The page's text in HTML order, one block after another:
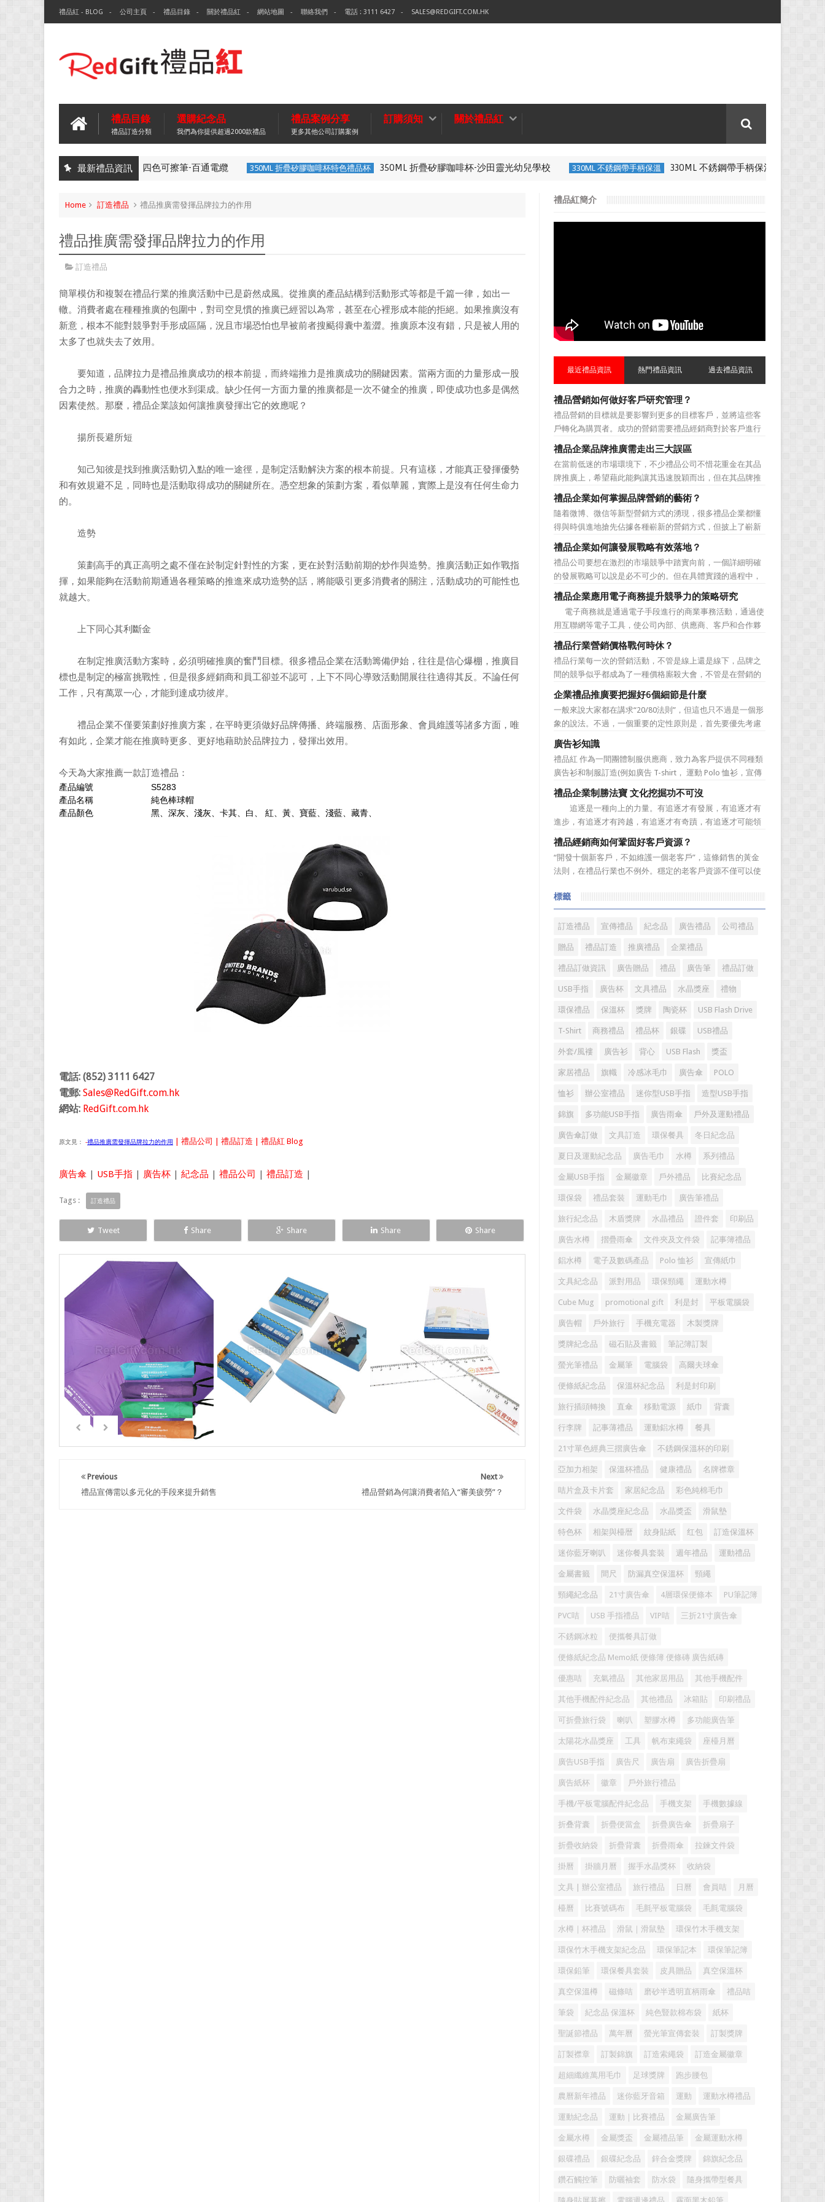
禮品紅 - BLOG 公司主頁 禮品目錄 關於禮品紅 網站地圖 聯絡我們 電話 : 3111 6427 SALES@REDGIFT.COM.HK
禮品目錄
禮品訂造分類
選購紀念品
我們為你提供超過2000款禮品
禮品案例分享
更多其他公司訂購案例
訂購須知 關於禮品紅
最新禮品資訊
四色可擦筆 四色可擦筆-百通電纜 350ML 折疊矽膠咖啡杯特色禮品杯 350ML 折疊矽膠咖啡杯-沙田靈光幼兒學校 330ML 不銹鋼帶手柄保溫 330ML 不銹鋼帶手柄保溫杯-法國地基建築公司
Home 訂造禮品 禮品推廣需發揮品牌拉力的作用
禮品推廣需發揮品牌拉力的作用
訂造禮品
簡單模仿和複製在禮品行業的推廣活動中已是蔚然成風。從推廣的產品結構到活動形式等都是千篇一律，如出一
轍。消費者處在種種推廣的包圍中，對司空見慣的推廣已經習以為常，甚至在心裡形成本能的拒絕。如果推廣沒有
新意，根本不能對競爭對手形成區隔，況且市場恐怕也早被前者搜颳得囊中羞澀。推廣原本沒有錯，只是被人用的
太多了也就失去了效用。
要知道，品牌拉力是禮品推廣成功的根本前提，而終端推力是推廣成功的關鍵因素。當兩方面的力量形成一股
合力之時，推廣的轟動性也便水到渠成。缺少任何一方面力量的推廣都是一次不健全的推廣，即使成功也多是偶然
因素使然。那麼，禮品企業該如何讓推廣發揮出它的效應呢？
揚所長避所短
知己知彼是找到推廣活動切入點的唯一途徑，是制定活動解決方案的根本前提。只有這樣，才能真正發揮優勢
和有效規避不足，同時也是活動取得成功的關鍵所在。憑空想象的策劃方案，看似華麗，實際上是沒有任何生命力
的。
造勢
策劃高手的真正高明之處不僅在於制定針對性的方案，更在於對活動前期的炒作與造勢。推廣活動正如作戰指
揮，如果能夠在活動前期通過各種策略的推進來成功造勢的話，將能吸引更多消費者的關注，活動成功的可能性也
就越大。
上下同心其利斷金
在制定推廣活動方案時，必須明確推廣的奮鬥目標。很多禮品企業在活動籌備伊始，往往是信心爆棚，推廣目
標也是制定的極富挑戰性，但是很多經銷商和員工卻並不認可，上下不同心導致活動開展往往適得其反。不論任何
工作，只有萬眾一心，才能到達成功彼岸。
禮品企業不僅要策劃好推廣方案，在平時更須做好品牌傳播、終端服務、店面形象、會員維護等諸多方面，唯
有如此，企業才能在推廣時更多、更好地藉助於品牌拉力，發揮出效用。
今天為大家推薦一款訂造禮品：
產品編號
S5283
產品名稱
純色棒球帽
產品顏色
黑、深灰、淺灰、卡其、白、 紅、黃、寶藍、淺藍、藏青、
電話: (852) 3111 6427
電郵: Sales@RedGift.com.hk
網站: RedGift.com.hk
原文見： -禮品推廣需發揮品牌拉力的作用 | 禮品公司 | 禮品訂造 | 禮品紅 Blog
廣告傘 | USB手指 | 廣告杯 | 紀念品 | 禮品公司 | 禮品訂造 |
Tags : 訂造禮品
Tweet Share Share Share Share
Next
禮品營銷為何讓消費者陷入“審美疲勞”？
Previous
禮品宣傳需以多元化的手段來提升銷售
禮品紅簡介
最近禮品資訊 熱門禮品資訊 過去禮品資訊
禮品營銷如何做好客戶研究管理？
禮品營銷的目標就是要影響到更多的目標客戶，並將這些客
戶轉化為購買者。成功的營銷需要禮品經銷商對於客戶進行
相應的分類，了解不同類型客戶的貢獻度，從而有的放矢的
制定相應的營銷對策，而這需要對於客戶研究方面更多地投
入，這不僅是銷售環節的事，也需要營銷管理策略的整體支
持。具體來說，有以下...
禮品企業品牌推廣需走出三大誤區
在當前低迷的市場環境下，不少禮品公司不惜花重金在其品
牌推廣上，希望藉此能夠讓其迅速脫穎而出，但在其品牌推
廣的營銷管理思路上，也有許多禮品企業走入了幾大誤區而
無法自拔，這其中，最為常見的誤區有： 誤區一：不清
楚品牌到底在表達什麼 很多禮品企業在推廣品牌之前，
不知道到...
禮品企業如何掌握品牌營銷的藝術？
隨着微博、微信等新型營銷方式的湧現，很多禮品企業都懂
得與時俱進地搶先佔據各種嶄新的營銷方式，但披上了嶄新
的營銷軀殼，卻沒有掌握營銷的靈魂。要知道，營銷真正的
價值不是將品牌鋪設到消費者眼前，而是將品牌印到消費者
心裡 與消費者的心理距離的拉近，並不是一朝一夕的事
情，需要做好持...
禮品企業如何讓發展戰略有效落地？
禮品公司要想在激烈的市場競爭中踏實向前，一個詳細明確
的發展戰略可以說是必不可少的。但在具體實踐的過程中，
如何將其貫徹執行也是一大難處。究其原因，一則是計劃不
如變化快，真的按戰略規划去做可能會帶來風險。二則是新
戰略往往與老闆的成功經驗不完全一致，原有路徑的依賴又
令人感到不執行戰略日...
禮品企業應用電子商務提升競爭力的策略研究
電子商務就是通過電子手段進行的商業事務活動，通過使
用互聯網等電子工具，使公司內部、供應商、客戶和合作夥
伴之間，利用電子業務共享信息，實現企業間業務流程的電
子化，配合企業內部的電子化生產管理系統，提高企業的生
產、庫存、流通和資金等各個環節的效率。它具有結構性、
動態性、社...
禮品行業營銷價格戰何時休？
禮品行業每一次的營銷活動，不管是線上還是線下，品牌之
間的競爭似乎都成為了一種價格廝殺大會，不管是在營銷的
主題推廣之中、產品的介紹之中還是旗艦店的推廣之中，“年
度最低”、“全網最低”等字眼標牌出處皆是。禮品公司都將消
費者的目光鎖定在了價格之上。禮品行業的營銷價格戰究竟
何時可以休止？...
企業禮品推廣要把握好6個細節是什麼
一般來說大家都在講求“20/80法則”，但這也只不過是一個形
象的說法。不過，一個重要的定性原則是，首先要優先考慮
縣級渠道成員，而後再兼顧地市級經銷商，最好是把二者的
積極性都調動起來。在這些禮品發放的過程中，在時間和時
機交錯上也要給與較多地考慮。從目前潤滑油產品推廣的常
見形式來看，...
廣告衫知識
禮品紅 作為一間團體制服供應商，致力為客戶提供不同種類
廣告衫和制服訂造(例如廣告 T-shirt， 運動 Polo 恤衫，宣傳
背心，風褸外套禮品，訂造球衣等)，從公司員工制服，到不
同宣傳活動用的制服。禮品紅都可以為客戶度身...
禮品企業制勝法寶 文化挖掘功不可沒
追逐是一種向上的力量。有追逐才有發展，有追逐才有
進步，有追逐才有跨越，有追逐才有奇蹟，有追逐才可能領
跑行業。在無數個春華秋實的歲月輪迴中，禮品這個年輕而
充滿朝氣的行業，沉澱了一批又一批的優秀企業，成就了一
批又一批的優秀企業家，他們因為不斷追逐而表現出的那份
精神和氣質不斷提升着...
禮品經銷商如何鞏固好客戶資源？
“開發十個新客戶，不如維護一個老客戶”，這條銷售的黃金
法則，在禮品行業也不例外。穩定的老客戶資源不僅可以使
方式。成功的經銷商是從保持並鞏固現有顧客的基礎上不斷
增加新顧客，這樣才能使銷售額越來越多，銷售業績越來越
好，老客戶的數量當...
標籤
訂造禮品 宣傳禮品 紀念品 廣告禮品 公司禮品
贈品 禮品訂造 推廣禮品 企業禮品
禮品訂做資訊 廣告贈品 禮品 廣告筆 禮品訂做
USB手指 廣告杯 文具禮品 水晶獎座 禮物
環保禮品 保溫杯 獎牌 陶瓷杯 USB Flash Drive
T-Shirt 商務禮品 禮品杯 銀碟 USB禮品
外套/風褸 廣告衫 背心 USB Flash 獎盃
家居禮品 旗幟 冷感冰毛巾 廣告傘 POLO
恤衫 辦公室禮品 迷你型USB手指 造型USB手指
錦旗 多功能USB手指 廣告雨傘 戶外及運動禮品
廣告傘訂做 文具訂造 環保餐具 冬日紀念品
夏日及運動紀念品 廣告毛巾 水樽 系列禮品
金屬USB手指 金屬徽章 戶外禮品 比賽紀念品
環保袋 禮品套裝 運動毛巾 廣告筆禮品
旅行紀念品 木盾獎牌 水晶禮品 證件套 印刷品
廣告水樽 摺疊雨傘 文件夾及文件袋 記事簿禮品
鋁水樽 電子及數碼產品 Polo 恤衫 宣傳紙巾
文具紀念品 派對用品 環保頸繩 運動水樽
Cube Mug promotional gift 利是封 平板電腦袋
廣告帽 戶外旅行 手機充電器 木製獎牌
獎牌紀念品 磁石貼及書籤 筆記簿訂製
螢光筆禮品 金屬筆 電腦袋 高爾夫球傘
便條紙紀念品 保溫杯紀念品 利是封印刷
旅行插頭轉換 直傘 移動電源 紙巾 背囊
行李牌 記事薄禮品 運動鋁水樽 餐具
21寸單色經典三摺廣告傘 不銹鋼保溫杯的印刷
亞加力相架 保溫杯禮品 健康禮品 名牌襟章
咭片盒及卡片套 家居紀念品 彩色純棉毛巾
文件袋 水晶獎座紀念品 水晶獎盃 滑鼠墊
特色杯 相架與檯暦 紋身貼紙 红包 訂造保溫杯
迷你藍牙喇叭 迷你餐具套裝 週年禮品 運動禮品
金屬書籤 間尺 防漏真空保溫杯 頸繩
頸繩紀念品 21寸廣告傘 4層環保便條本 PU筆記簿
PVC咭 USB 手指禮品 VIP咭 三折21寸廣告傘
不銹鋼冰粒 便攜餐具訂做
便條紙紀念品 Memo紙 便條簿 便條磚 廣告紙磚
優惠咭 充氣禮品 其他家居用品 其他手機配件
其他手機配件紀念品 其他禮品 冰箱貼 印刷禮品
可折疊旅行袋 喇叭 塑膠水樽 多功能廣告筆
太陽花水晶獎座 工具 帆布束繩袋 座檯月曆
廣告USB手指 廣告尺 廣告扇 廣告折疊扇
廣告紙杯 徽章 戶外旅行禮品
手機/平板電腦配件紀念品 手機支架 手機數據線
折叠背囊 折疊便當盒 折疊廣告傘 折疊扇子
折疊收納袋 折疊背囊 折疊雨傘 拉鍊文件袋
掛曆 掛牆月曆 握手水晶獎杯 收納袋
文具 | 辦公室禮品 旅行禮品 日曆 會員咭 月曆
檯曆 比賽號碼布 毛氈平板電腦袋 毛氈電腦袋
水樽｜杯禮品 滑鼠｜滑鼠墊 環保竹木手機支架
環保竹木手機支架紀念品 環保筆記本 環保筆記簿
環保鉛筆 環保餐具套裝 皮具贈品 真空保溫杯
真空保溫樽 磁條咭 磨砂半透明直柄雨傘 禮品咭
筆袋 紀念品 保溫杯 純色豎款棉布袋 紙杯
聖誕節禮品 萬年曆 螢光筆宣傳套裝 訂製獎牌
訂製襟章 訂製錦旗 訂造索繩袋 訂造金屬徽章
超細纖維萬用毛巾 足球獎牌 跑步腰包
農曆新年禮品 迷你藍牙音箱 運動 運動水樽禮品
運動紀念品 運動｜比賽禮品 金屬廣告筆
金屬水樽 金屬獎盃 金屬禮品筆 金屬運動水樽
銀碟禮品 銀碟紀念品 鋅合金獎牌 錦旗紀念品
鑽石觸控筆 防曬袖套 防水袋 隨身攜帶型餐具